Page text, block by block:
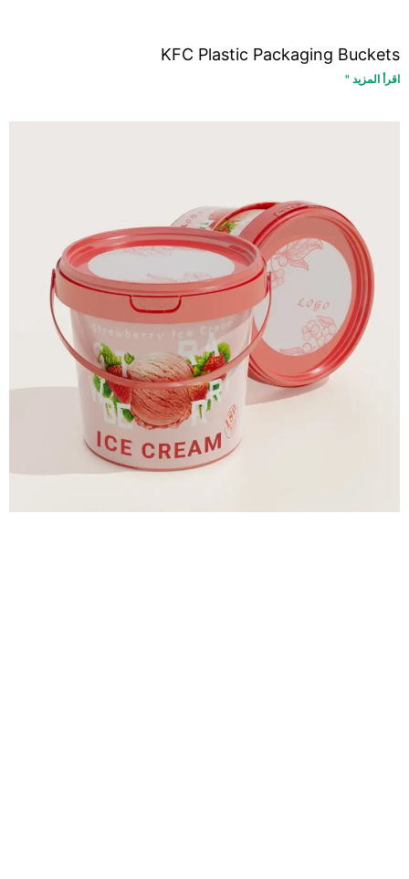
KFC Plastic Packaging Buckets
اقرأ المزيد "